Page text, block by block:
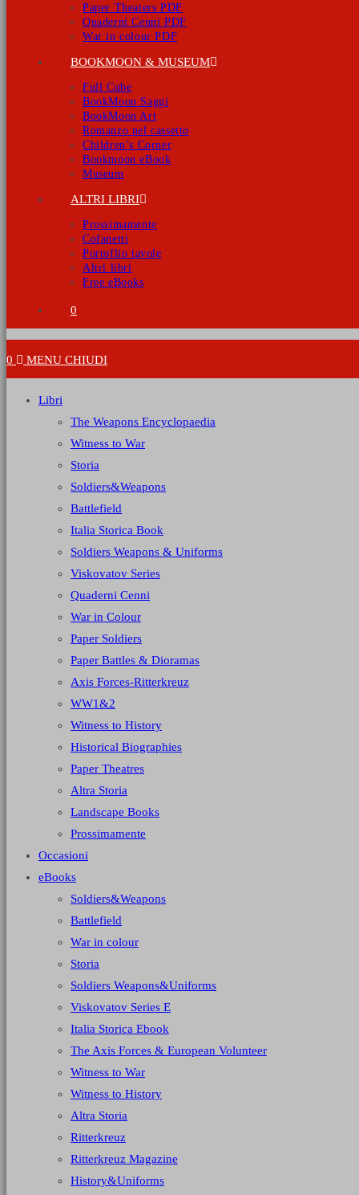
Paper Theaters PDF
Quaderni Cenni PDF
War in colour PDF
BOOKMOON & MUSEUM
Full Cube
BookMoon Saggi
BookMoon Art
Romanzo nel cassetto
Children’s Corner
Bookmoon eBook
Museum
ALTRI LIBRI
Prossimamente
Cofanetti
Portoflio tavole
Altri libri
Free eBooks
0
0 MENU CHIUDI
Libri
The Weapons Encyclopaedia
Witness to War
Storia
Soldiers&Weapons
Battlefield
Italia Storica Book
Soldiers Weapons & Uniforms
Viskovatov Series
Quaderni Cenni
War in Colour
Paper Soldiers
Paper Battles & Dioramas
Axis Forces-Ritterkreuz
WW1&2
Witness to History
Historical Biographies
Paper Theatres
Altra Storia
Landscape Books
Prossimamente
Occasioni
eBooks
Soldiers&Weapons
Battlefield
War in colour
Storia
Soldiers Weapons&Uniforms
Viskovatov Series E
Italia Storica Ebook
The Axis Forces & European Volunteer
Witness to War
Witness to History
Altra Storia
Ritterkreuz
Ritterkreuz Magazine
History&Uniforms